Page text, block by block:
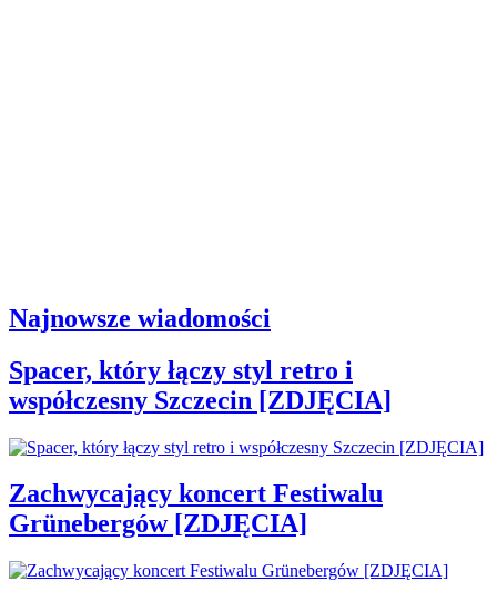
Najnowsze wiadomości
Spacer, który łączy styl retro i
współczesny Szczecin [ZDJĘCIA]
Zachwycający koncert Festiwalu
Grünebergów [ZDJĘCIA]